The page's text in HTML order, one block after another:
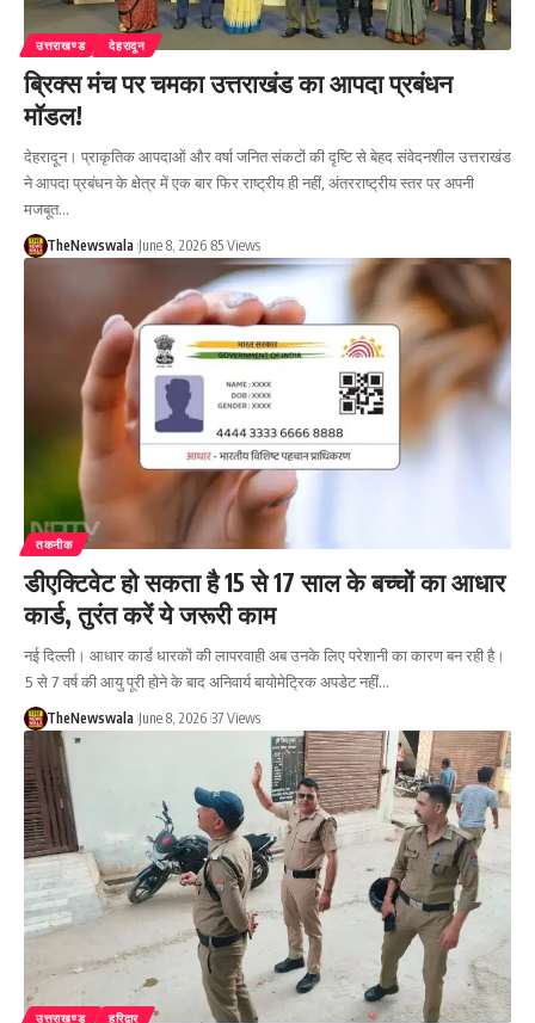
उत्तराखण्ड देहरादून
ब्रिक्स मंच पर चमका उत्तराखंड का आपदा प्रबंधन
मॉडल!
देहरादून। प्राकृतिक आपदाओं और वर्षा जनित संकटों की दृष्टि से बेहद संवेदनशील उत्तराखंड
ने आपदा प्रबंधन के क्षेत्र में एक बार फिर राष्ट्रीय ही नहीं, अंतरराष्ट्रीय स्तर पर अपनी
मजबूत…
TheNewswala June 8, 2026 85 Views
तकनीक
डीएक्टिवेट हो सकता है 15 से 17 साल के बच्चों का आधार
कार्ड, तुरंत करें ये जरूरी काम
नई दिल्ली। आधार कार्ड धारकों की लापरवाही अब उनके लिए परेशानी का कारण बन रही है।
5 से 7 वर्ष की आयु पूरी होने के बाद अनिवार्य बायोमेट्रिक अपडेट नहीं…
TheNewswala June 8, 2026 37 Views
उत्तराखण्ड हरिद्वार